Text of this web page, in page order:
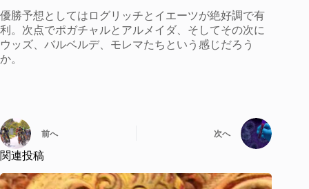
優勝予想としてはログリッチとイエーツが絶好調で有
利。次点でポガチャルとアルメイダ、そしてその次に
ウッズ、バルベルデ、モレマたちという感じだろう
か。
前へ 次へ
関連投稿